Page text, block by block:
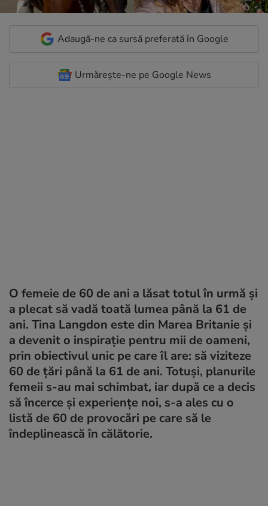
Adaugă-ne ca sursă preferată în Google
Urmărește-ne pe Google News
O femeie de 60 de ani a lăsat totul în urmă și
a plecat să vadă toată lumea până la 61 de
ani. Tina Langdon este din Marea Britanie și
a devenit o inspirație pentru mii de oameni,
prin obiectivul unic pe care îl are: să viziteze
60 de țări până la 61 de ani. Totuși, planurile
femeii s-au mai schimbat, iar după ce a decis
să încerce și experiențe noi, s-a ales cu o
listă de 60 de provocări pe care să le
îndeplinească în călătorie.